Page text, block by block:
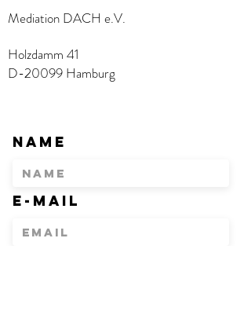
Mediation DACH e.V.
Holzdamm 41
D-20099 Hamburg
Name
E-Mail